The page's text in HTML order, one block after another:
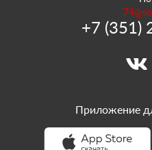
+7 (351)
Приложение